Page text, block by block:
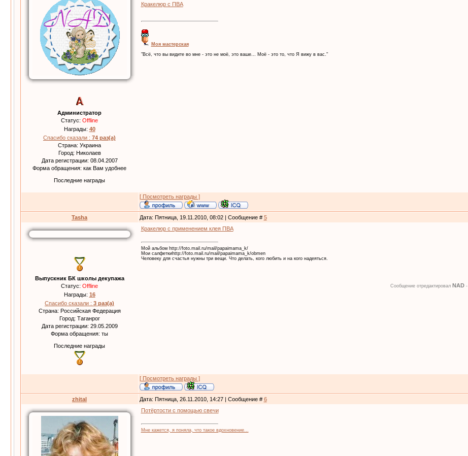
Администратор
Статус: Offline
Награды: 40
Спасибо сказали : 74 раз(а)
Страна: Украина
Город: Николаев
Дата регистрации: 08.04.2007
Форма обращения: как Вам удобнее
Последние награды
Кракелюр с ПВА
Моя мастерская
"Всё, что вы видите во мне - это не моё, это ваше... Моё - это то, что Я вижу в вас."
[ Посмотреть награды ]
Tasha Дата: Пятница, 19.11.2010, 08:02 | Сообщение # 5
Выпускник БК школы декупажа
Статус: Offline
Награды: 16
Спасибо сказали : 3 раз(а)
Страна: Российская Федерация
Город: Таганрог
Дата регистрации: 29.05.2009
Форма обращения: ты
Последние награды
Кракелюр с применением клея ПВА
Мой альбом http://foto.mail.ru/mail/papaimama_k/
Мои салфеткиhttp://foto.mail.ru/mail/papaimama_k/obmen
Человеку для счастья нужны три вещи. Что делать, кого любить и на кого надеяться.
Сообщение отредактировал NAD-
[ Посмотреть награды ]
zhital Дата: Пятница, 26.11.2010, 14:27 | Сообщение # 6
Потёртости с помощью свечи
Мне кажется, я поняла, что такое вдохновение...